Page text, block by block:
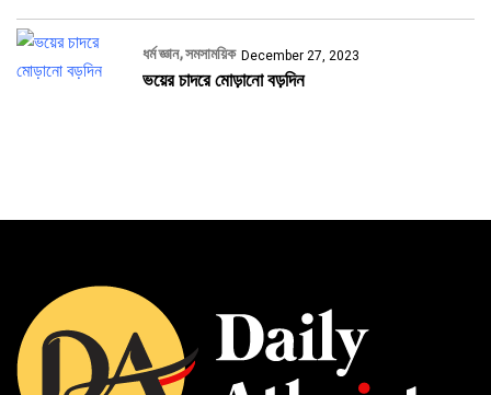
ধর্ম জ্ঞান সমসাময়িক December 27, 2023
ভয়ের চাদরে মোড়ানো বড়দিন